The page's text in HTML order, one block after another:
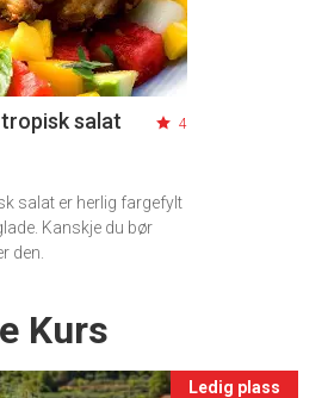
salat 4
salat er herlig fargefylt
Kanskje du bør
den.
Kurs
Ledig plass